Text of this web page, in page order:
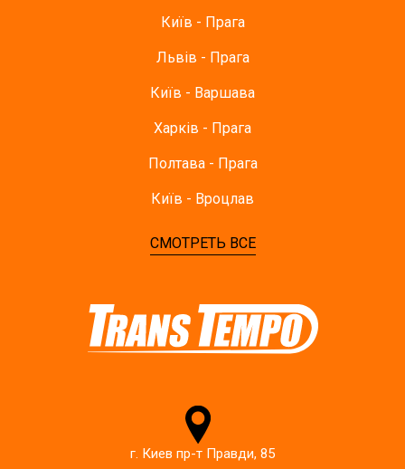
Київ - Прага
Львів - Прага
Київ - Варшава
Харків - Прага
Полтава - Прага
Київ - Вроцлав
СМОТРЕТЬ ВСЕ
г. Киев пр-т Правди, 85